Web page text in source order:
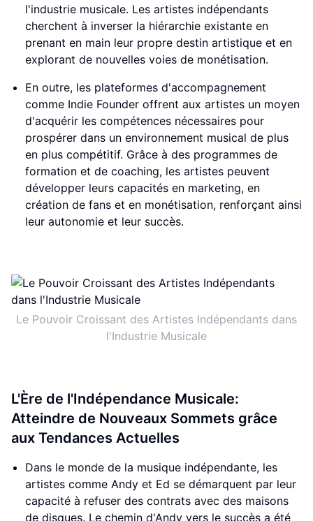
l'industrie musicale. Les artistes indépendants
cherchent à inverser la hiérarchie existante en
prenant en main leur propre destin artistique et en
explorant de nouvelles voies de monétisation.
En outre, les plateformes d'accompagnement
comme Indie Founder offrent aux artistes un moyen
d'acquérir les compétences nécessaires pour
prospérer dans un environnement musical de plus
en plus compétitif. Grâce à des programmes de
formation et de coaching, les artistes peuvent
développer leurs capacités en marketing, en
création de fans et en monétisation, renforçant ainsi
leur autonomie et leur succès.
Le Pouvoir Croissant des Artistes Indépendants dans
l'Industrie Musicale
L'Ère de l'Indépendance Musicale:
Atteindre de Nouveaux Sommets grâce
aux Tendances Actuelles
Dans le monde de la musique indépendante, les
artistes comme Andy et Ed se démarquent par leur
capacité à refuser des contrats avec des maisons
de disques. Le chemin d'Andy vers le succès a été